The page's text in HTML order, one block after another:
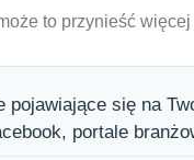
to przynieść
pojawiające się na
portale